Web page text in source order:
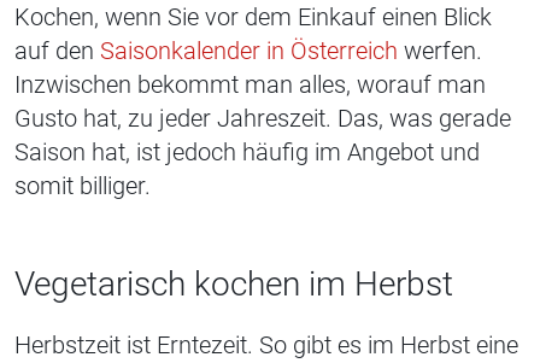
Kochen, wenn Sie vor dem Einkauf einen Blick
auf den Saisonkalender in Österreich werfen.
Inzwischen bekommt man alles, worauf man
Gusto hat, zu jeder Jahreszeit. Das, was gerade
Saison hat, ist jedoch häufig im Angebot und
somit billiger.
Vegetarisch kochen im Herbst
Herbstzeit ist Erntezeit. So gibt es im Herbst eine